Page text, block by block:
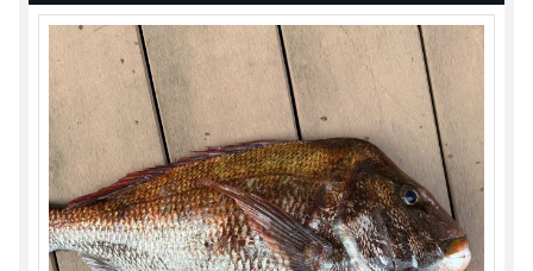
ウ
ィ
ン
ド
ウ
で
ま
す)
て
く
だ
さ
い
(新
し
い
ウ
ィ
ン
ド
ウ
で
開
き
ま
す)
い
ウ
ィ
で
ま
す)